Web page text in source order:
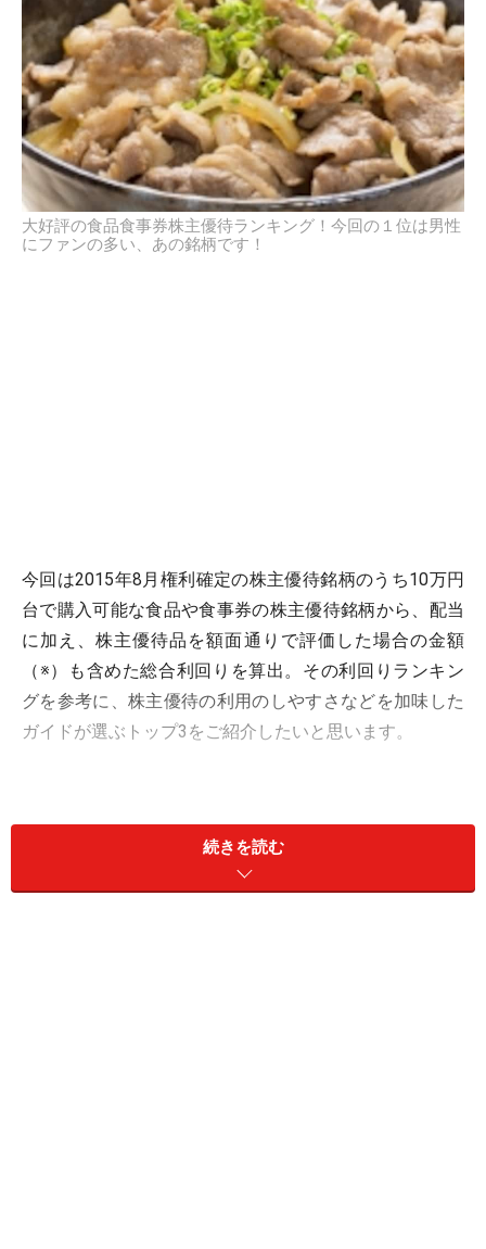
大好評の食品食事券株主優待ランキング！今回の１位は男性
にファンの多い、あの銘柄です！
今回は2015年8月権利確定の株主優待銘柄のうち10万円
台で購入可能な食品や食事券の株主優待銘柄から、配当
に加え、株主優待品を額面通りで評価した場合の金額
（※）も含めた総合利回りを算出。その利回りランキン
グを参考に、株主優待の利用のしやすさなどを加味した
ガイドが選ぶトップ3をご紹介したいと思います。
として記載されている数字を参考としています（一部ガ
イドが推定）。予想配当＋予想優待利回りはあくまでも
参考としてご覧ください。(2015年6月26日の終値で計算
続きを読む